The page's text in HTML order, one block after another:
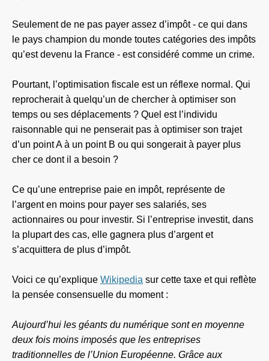
Seulement de ne pas payer assez d’impôt - ce qui dans
le pays champion du monde toutes catégories des impôts
qu’est devenu la France - est considéré comme un crime.
Pourtant, l’optimisation fiscale est un réflexe normal. Qui
reprocherait à quelqu’un de chercher à optimiser son
temps ou ses déplacements ? Quel est l’individu
raisonnable qui ne penserait pas à optimiser son trajet
d’un point A à un point B ou qui songerait à payer plus
cher ce dont il a besoin ?
Ce qu’une entreprise paie en impôt, représente de
l’argent en moins pour payer ses salariés, ses
actionnaires ou pour investir. Si l’entreprise investit, dans
la plupart des cas, elle gagnera plus d’argent et
s’acquittera de plus d’impôt.
Voici ce qu’explique Wikipedia sur cette taxe et qui reflète
la pensée consensuelle du moment :
Aujourd’hui les géants du numérique sont en moyenne
deux fois moins imposés que les entreprises
traditionnelles de l’Union Européenne. Grâce aux